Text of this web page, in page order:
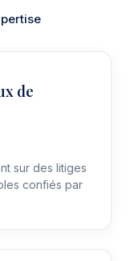
de
sur des litiges
confiés par